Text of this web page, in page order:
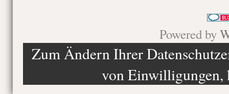
Powered by
Zum Ändern Ihrer
von